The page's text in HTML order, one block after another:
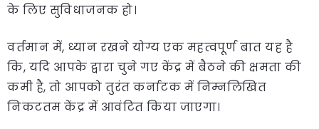
के लिए सुविधाजनक हो।
वर्तमान में, ध्यान रखने योग्य एक महत्वपूर्ण बात यह है
कि, यदि आपके द्वारा चुने गए केंद्र में बैठने की क्षमता की
कमी है, तो आपको तुरंत कर्नाटक में निम्नलिखित
निकटतम केंद्र में आवंटित किया जाएगा।